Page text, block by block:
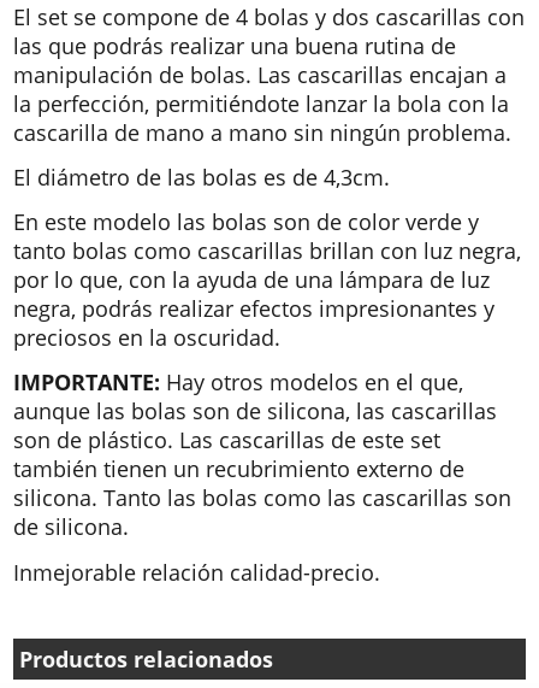
El set se compone de 4 bolas y dos cascarillas con
las que podrás realizar una buena rutina de
manipulación de bolas. Las cascarillas encajan a
la perfección, permitiéndote lanzar la bola con la
cascarilla de mano a mano sin ningún problema.
El diámetro de las bolas es de 4,3cm.
En este modelo las bolas son de color verde y
tanto bolas como cascarillas brillan con luz negra,
por lo que, con la ayuda de una lámpara de luz
negra, podrás realizar efectos impresionantes y
preciosos en la oscuridad.
IMPORTANTE: Hay otros modelos en el que,
aunque las bolas son de silicona, las cascarillas
son de plástico. Las cascarillas de este set
también tienen un recubrimiento externo de
silicona. Tanto las bolas como las cascarillas son
de silicona.
Inmejorable relación calidad-precio.
Productos relacionados